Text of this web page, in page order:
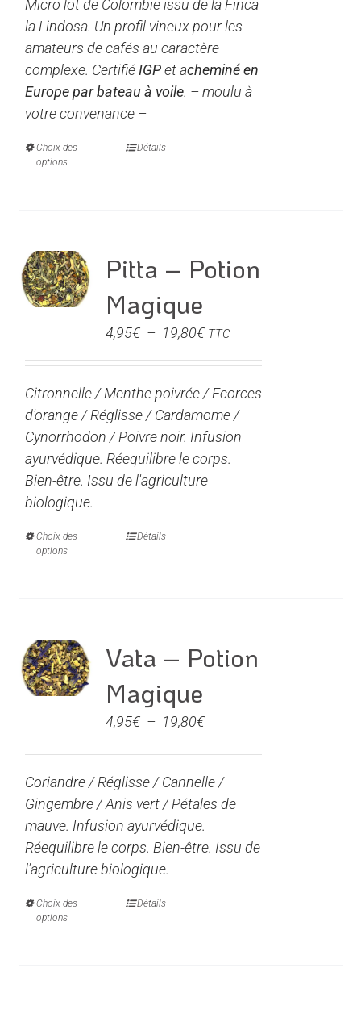
50,00€
Micro lot de Colombie issu de la Finca
la Lindosa. Un profil vineux pour les
amateurs de cafés au caractère
complexe. CertifiéIGPet acheminé en
Europe par bateau à voile. – moulu à
votre convenance –
Choix des
options
Ce
Les
options
peuvent
être
sur
la
page
du
produit
Détails
Pitta – Potion
Magique
4,95€ – 19,80€Plage
4,95€
à
19,80€
TTC
Citronnelle / Menthe poivrée / Ecorces
d'orange / Réglisse / Cardamome /
Cynorrhodon / Poivre noir. Infusion
ayurvédique. Réequilibre le corps.
Bien-être. Issu de l'agriculture
biologique.
Choix des
options
Ce
Les
options
peuvent
être
sur
la
page
du
produit
Détails
Vata – Potion
Magique
4,95€ – 19,80€Plage
4,95€
à
Coriandre / Réglisse / Cannelle /
Gingembre / Anis vert / Pétales de
mauve. Infusion ayurvédique.
Réequilibre le corps. Bien-être. Issu de
l'agriculture biologique.
Choix des
options
CeDétails